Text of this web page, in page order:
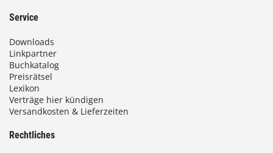
Service
Downloads
Linkpartner
Buchkatalog
Preisrätsel
Lexikon
Verträge hier kündigen
Versandkosten & Lieferzeiten
Rechtliches